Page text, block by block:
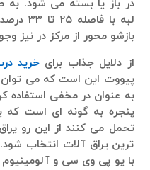
در باز یا بسته می شود. به
لبه با
بازشو محور از مرکز در نیز
از دلایل جذاب برای خرید
پیووت این است که می توان
به عنوان در مخفی استفاده
پنجره به گونه ای است که
تحمل می کنند از این رو
ترین یراق آلات انتخاب شود.
با یو پی وی سی و